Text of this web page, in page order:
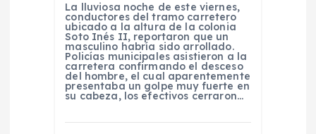
La lluviosa noche de este viernes,
conductores del tramo carretero
ubicado a la altura de la colonia
Soto Inés II, reportaron que un
masculino habría sido arrollado.
Policías municipales asistieron a la
carretera confirmando el desceso
del hombre, el cual aparentemente
presentaba un golpe muy fuerte en
su cabeza, los efectivos cerraron…